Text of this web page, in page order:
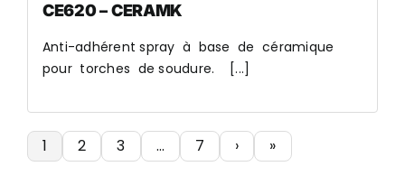
CE620 – CERAMK
Anti-adhérent spray à base de céramique
pour torches de soudure. [...]
1 2 3 … 7 › »